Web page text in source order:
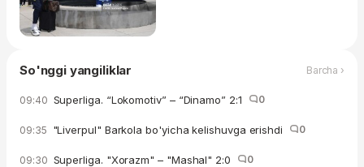
So'nggi yangiliklar Barcha ›
09:40 Superliga. “Lokomotiv” – “Dinamo” 2:1 0
09:35 "Liverpul" Barkola bo'yicha kelishuvga erishdi 0
09:30 Superliga. "Xorazm" – "Mashal" 2:0 0